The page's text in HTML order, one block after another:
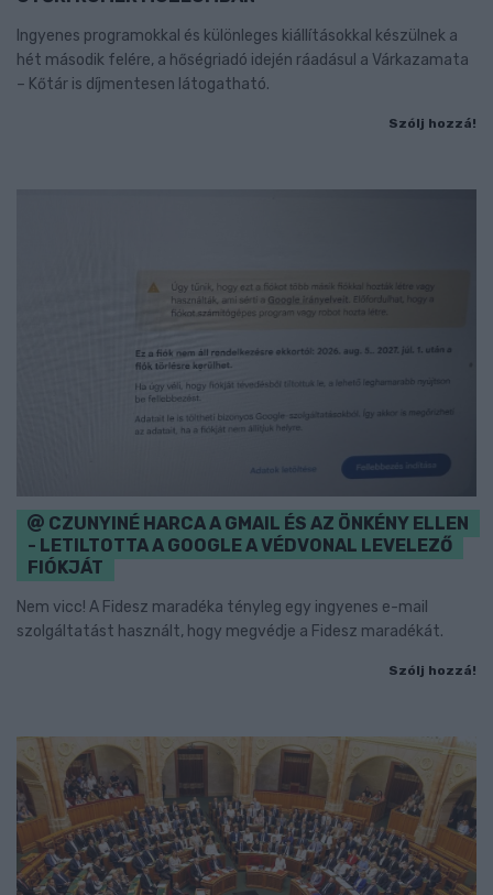
Ingyenes programokkal és különleges kiállításokkal készülnek a
hét második felére, a hőségriadó idején ráadásul a Várkazamata
– Kőtár is díjmentesen látogatható.
Szólj hozzá!
CZUNYINÉ HARCA A GMAIL ÉS AZ ÖNKÉNY ELLEN
- LETILTOTTA A GOOGLE A VÉDVONAL LEVELEZŐ
FIÓKJÁT
Nem vicc! A Fidesz maradéka tényleg egy ingyenes e-mail
szolgáltatást használt, hogy megvédje a Fidesz maradékát.
Szólj hozzá!